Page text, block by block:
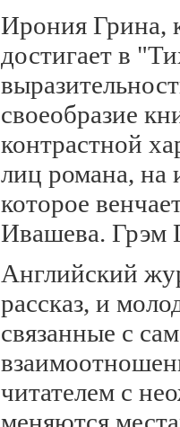
Ирония Грина,
достигает в
своеобразие
контрастной
лиц романа, на
которое
Ивашева. Грэм
Английский
рассказ, и
связанные с
читателем с